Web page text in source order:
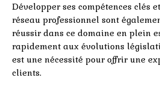
Développer ses compétences clés
réseau professionnel sont
réussir dans ce domaine en plein
rapidement aux évolutions
est une nécessité pour offrir une
clients.